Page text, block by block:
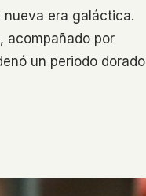
nueva era galáctica.
acompañado por
un periodo dorado